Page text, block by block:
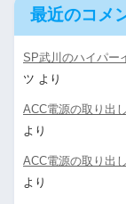
最近のコメ
SP武川のハイパー
ツ より
ACC電源の取り出
より
ACC電源の取り出
より